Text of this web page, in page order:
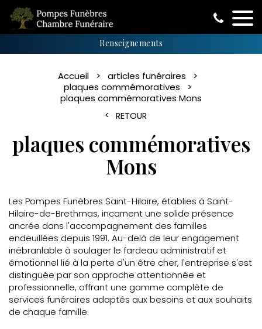
Renseignements
Accueil
articles funéraires
plaques commémoratives
plaques commémoratives Mons
RETOUR
plaques commémoratives
Mons
Les Pompes Funèbres Saint-Hilaire, établies à Saint-
Hilaire-de-Brethmas, incarnent une solide présence
ancrée dans l'accompagnement des familles
endeuillées depuis 1991. Au-delà de leur engagement
inébranlable à soulager le fardeau administratif et
émotionnel lié à la perte d'un être cher, l'entreprise s'est
distinguée par son approche attentionnée et
professionnelle, offrant une gamme complète de
services funéraires adaptés aux besoins et aux souhaits
de chaque famille.